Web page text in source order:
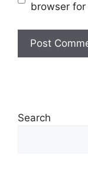
browser
Search